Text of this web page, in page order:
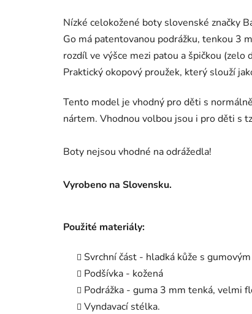
Nízké celokožené boty slovenské značky
Go má patentovanou podrážku, tenkou 3
rozdíl ve výšce mezi patou a špičkou (zelo
Praktický okopový proužek, který slouží
Tento model je vhodný pro děti s
nártem. Vhodnou volbou jsou i pro děti s
Boty nejsou vhodné na odrážedla!
Vyrobeno na Slovensku.
Použité materiály:
Svrchní část - hladká kůže s
Podšívka - kožená
Podrážka - guma 3 mm tenká, velmi
Vyndavací stélka.